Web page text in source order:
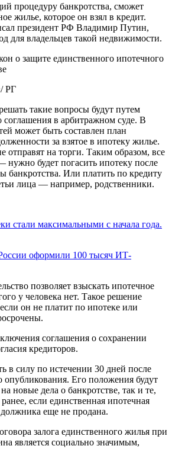
процедуру банкротства, сможет
жилье, которое он взял в кредит.
президент РФ Владимир Путин,
для владельцев такой недвижимости.
РГ
такие вопросы будут путем
соглашения в арбитражном суде. В
может быть составлен план
за взятое в ипотеку жилье.
отправят на торги. Таким образом, все
нужно будет погасить ипотеку после
банкротства. Или платить по кредиту
лица — например, родственники.
стали максимальными с начала года.
оформили 100 тысяч ИТ-
позволяет взыскать ипотечное
у человека нет. Такое решение
он не платит по ипотеке или
соглашения о сохранении
кредиторов.
в силу по истечении 30 дней после
опубликования. Его положения будут
новые дела о банкротстве, так и те,
если единственная ипотечная
еще не продана.
залога единственного жилья при
является социально значимым,